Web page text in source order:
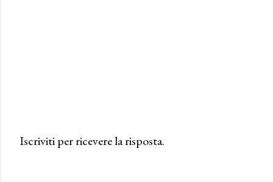
Iscriviti per ricevere la risposta.